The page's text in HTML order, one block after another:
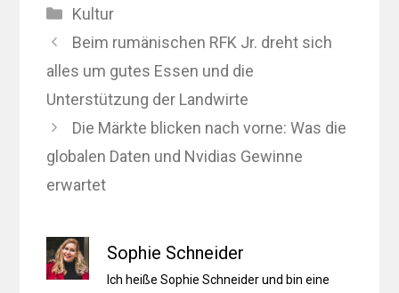
Kategorien
Kultur
Beim rumänischen RFK Jr. dreht sich
alles um gutes Essen und die
Unterstützung der Landwirte
Die Märkte blicken nach vorne: Was die
globalen Daten und Nvidias Gewinne
erwartet
Sophie Schneider
Ich heiße Sophie Schneider und bin eine